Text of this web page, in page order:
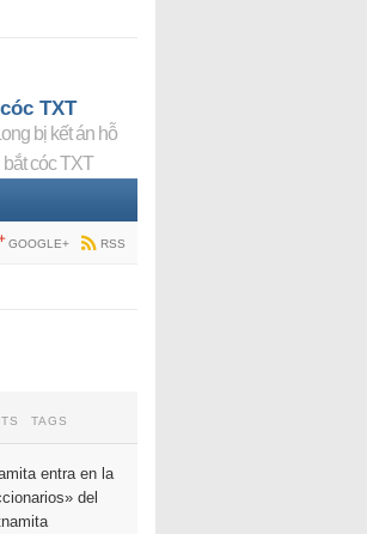
TXT
bị kết án hỗ
cóc TXT
GOOGLE+ RSS
TAGS
entra en la
del